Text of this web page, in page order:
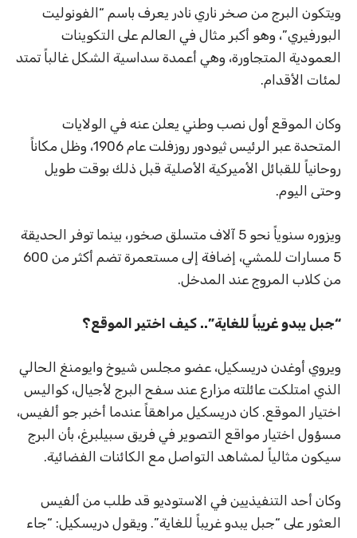
ويتكون البرج من صخر ناري نادر يعرف باسم “الفونوليت
البورفيري”، وهو أكبر مثال في العالم على التكوينات
العمودية المتجاورة، وهي أعمدة سداسية الشكل غالباً تمتد
لمئات الأقدام.
وكان الموقع أول نصب وطني يعلن عنه في الولايات
المتحدة عبر الرئيس ثيودور روزفلت عام 1906، وظل مكاناً
روحانياً للقبائل الأميركية الأصلية قبل ذلك بوقت طويل
وحتى اليوم.
ويزوره سنوياً نحو 5 آلاف متسلق صخور، بينما توفر الحديقة
5 مسارات للمشي، إضافة إلى مستعمرة تضم أكثر من 600
من كلاب المروج عند المدخل.
“جبل يبدو غريباً للغاية”.. كيف اختير الموقع؟
ويروي أوغدن دريسكيل، عضو مجلس شيوخ وايومنغ الحالي
الذي امتلكت عائلته مزارع عند سفح البرج لأجيال، كواليس
اختيار الموقع. كان دريسكيل مراهقاً عندما أخبر جو ألفيس،
مسؤول اختيار مواقع التصوير في فريق سبيلبرغ، بأن البرج
سيكون مثالياً لمشاهد التواصل مع الكائنات الفضائية.
وكان أحد التنفيذيين في الاستوديو قد طلب من ألفيس
العثور على “جبل يبدو غريباً للغاية”. ويقول دريسكيل: “جاء